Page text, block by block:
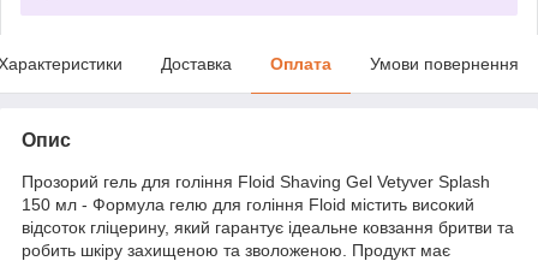
Доставка Оплата Умови повернення
Опис
Прозорий гель для гоління Floid Shaving Gel Vetyver Splash
150 мл - Формула гелю для гоління Floid містить високий
відсоток гліцерину, який гарантує ідеальне ковзання бритви та
робить шкіру захищеною та зволоженою. Продукт має